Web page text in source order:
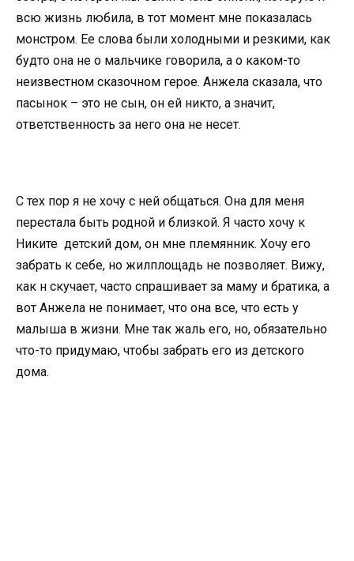
всю жизнь любила, в тот момент мне показалась
монстром. Ее слова были холодными и резкими, как
будто она не о мальчике говорила, а о каком-то
неизвестном сказочном герое. Анжела сказала, что
пасынок – это не сын, он ей никто, а значит,
ответственность за него она не несет.
С тех пор я не хочу с ней общаться. Она для меня
перестала быть родной и близкой. Я часто хочу к
Никите детский дом, он мне племянник. Хочу его
забрать к себе, но жилплощадь не позволяет. Вижу,
как н скучает, часто спрашивает за маму и братика, а
вот Анжела не понимает, что она все, что есть у
малыша в жизни. Мне так жаль его, но, обязательно
что-то придумаю, чтобы забрать его из детского
дома.